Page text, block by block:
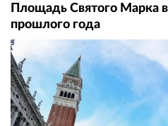
Площадь Святого Марка
прошлого года